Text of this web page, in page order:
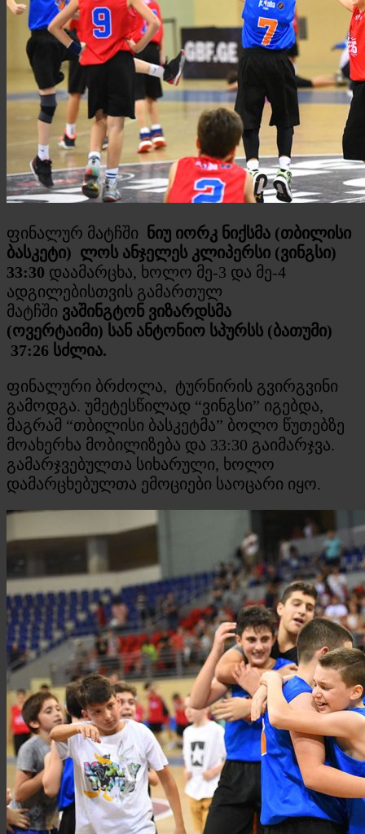
ფინალურ მატჩში ნიუ იორკ ნიქსმა (თბილისი
ბასკეტი) ლოს ანჯელეს კლიპერსი (ვინგსი)
33:30 დაამარცხა, ხოლო მე-3 და მე-4
ადგილებისთვის გამართულ
მატჩში ვაშინგტონ ვიზარდსმა
(ოვერტაიმი) სან ანტონიო სპურსს (ბათუმი)
37:26 სძლია.
ფინალური ბრძოლა, ტურნირის გვირგვინი
გამოდგა. უმეტესწილად “ვინგსი” იგებდა,
მაგრამ “თბილისი ბასკეტმა” ბოლო წუთებზე
მოახერხა მობილიზება და 33:30 გაიმარჯვა.
გამარჯვებულთა სიხარული, ხოლო
დამარცხებულთა ემოციები საოცარი იყო.